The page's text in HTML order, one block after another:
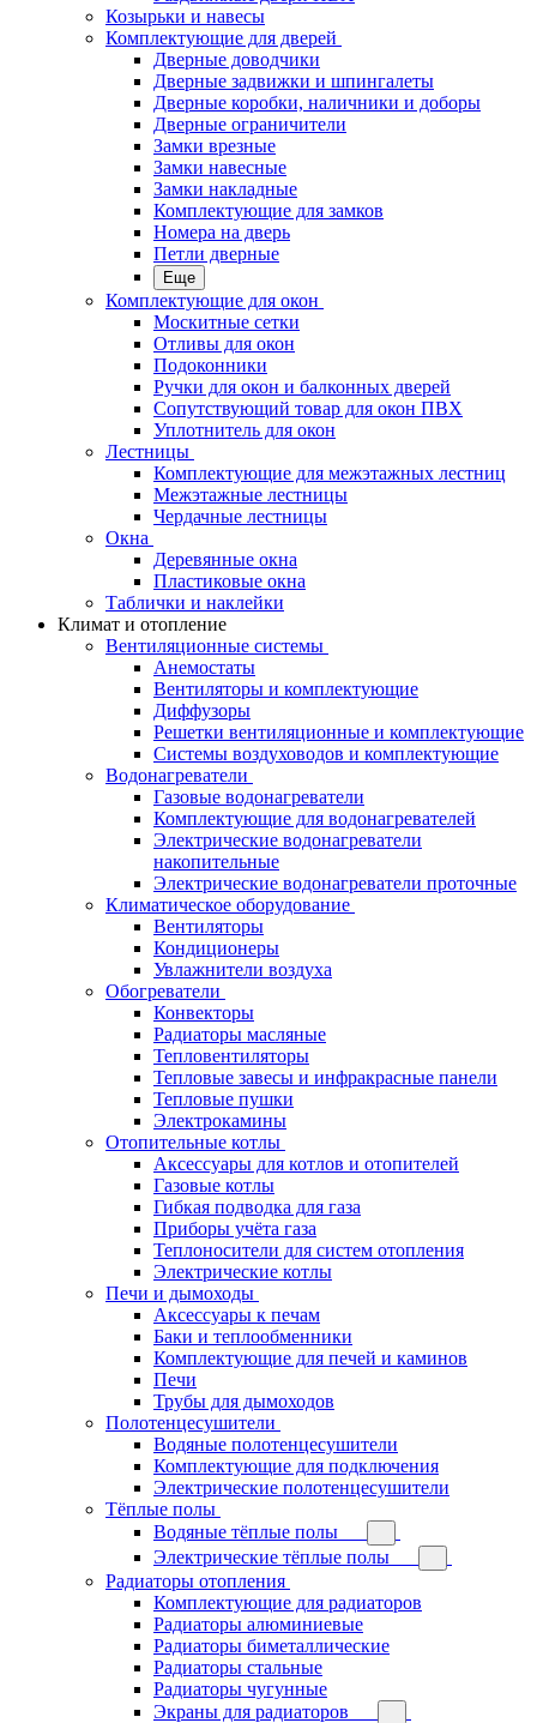
Козырьки и навесы
Комплектующие для дверей
Дверные доводчики
Дверные задвижки и шпингалеты
Дверные коробки, наличники и доборы
Дверные ограничители
Замки врезные
Замки навесные
Замки накладные
Комплектующие для замков
Номера на дверь
Петли дверные
Еще
Комплектующие для окон
Москитные сетки
Отливы для окон
Подоконники
Ручки для окон и балконных дверей
Сопутствующий товар для окон ПВХ
Уплотнитель для окон
Лестницы
Комплектующие для межэтажных лестниц
Межэтажные лестницы
Чердачные лестницы
Окна
Деревянные окна
Пластиковые окна
Таблички и наклейки
Климат и отопление
Вентиляционные системы
Анемостаты
Вентиляторы и комплектующие
Диффузоры
Решетки вентиляционные и комплектующие
Системы воздуховодов и комплектующие
Водонагреватели
Газовые водонагреватели
Комплектующие для водонагревателей
Электрические водонагреватели
накопительные
Электрические водонагреватели проточные
Климатическое оборудование
Вентиляторы
Кондиционеры
Увлажнители воздуха
Обогреватели
Конвекторы
Радиаторы масляные
Тепловентиляторы
Тепловые завесы и инфракрасные панели
Тепловые пушки
Электрокамины
Отопительные котлы
Аксессуары для котлов и отопителей
Газовые котлы
Гибкая подводка для газа
Приборы учёта газа
Теплоносители для систем отопления
Электрические котлы
Печи и дымоходы
Аксессуары к печам
Баки и теплообменники
Комплектующие для печей и каминов
Печи
Трубы для дымоходов
Полотенцесушители
Водяные полотенцесушители
Комплектующие для подключения
Электрические полотенцесушители
Тёплые полы
Водяные тёплые полы
Электрические тёплые полы
Радиаторы отопления
Комплектующие для радиаторов
Радиаторы алюминиевые
Радиаторы биметаллические
Радиаторы стальные
Радиаторы чугунные
Экраны для радиаторов